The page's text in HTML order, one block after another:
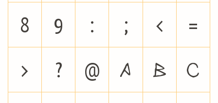
8
9 : ; <
=
>
? @ A B
C